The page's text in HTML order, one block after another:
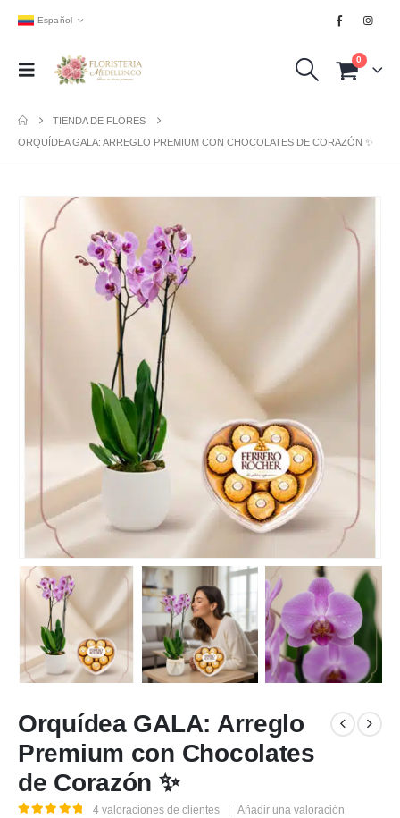
Español
0
TIENDA DE FLORES
ORQUÍDEA GALA: ARREGLO PREMIUM CON CHOCOLATES DE CORAZÓN ✨
Orquídea GALA: Arreglo
Premium con Chocolates
de Corazón ✨
4 valoraciones de clientes Añadir una valoración